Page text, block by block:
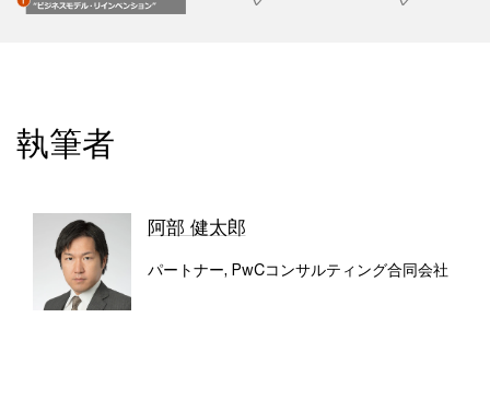
執筆者
阿部 健太郎
パートナー, PwCコンサルティング合同会社